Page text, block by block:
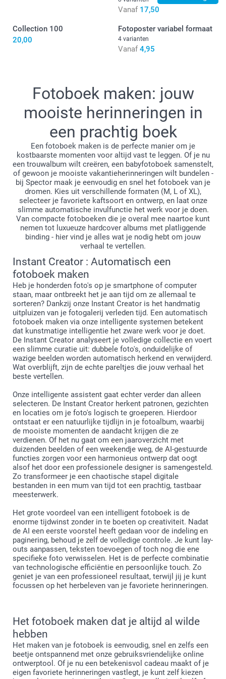
hier
Als je originele bestand scherp is, zal je afdruk dat ook
is de kwaliteit niet goed genoeg om een kwalitatieve
afdruk te garanderen: je kan de foto vervangen door een
betere of je kan proberen de foto kleiner maken door de
hoeken van de foto te verslepen met je cursor.
Tegelijkertijd met het pictogram verschijnt een
waarschuwingsbericht.
Zie je het driehoekje niet, dan is de resolutie voldoende
hoog.
Log in op je smartphoto account
Sla in de creator je eerste creatie op met een
Klik op "opslaan" en voer de gepersonaliseerde naam in
voor je tweede creatie.
Je vindt al je creaties onder "mijn account > mijn
producten".
Vanaf 17,50
Collection 100
20,00
Fotoposter variabel formaat
4 varianten
Vanaf 4,95
Fotoboek maken: jouw
mooiste herinneringen in
een prachtig boek
Een fotoboek maken is de perfecte manier om je
kostbaarste momenten voor altijd vast te leggen. Of je nu
een trouwalbum wilt creëren, een babyfotoboek samenstelt,
of gewoon je mooiste vakantieherinneringen wilt bundelen -
bij Spector maak je eenvoudig en snel het fotoboek van je
dromen. Kies uit verschillende formaten (M, L of XL),
selecteer je favoriete kaftsoort en ontwerp, en laat onze
slimme automatische invulfunctie het werk voor je doen.
Van compacte fotoboeken die je overal mee naartoe kunt
nemen tot luxueuze hardcover albums met platliggende
binding - hier vind je alles wat je nodig hebt om jouw
verhaal te vertellen.
Instant Creator : Automatisch een
fotoboek maken
Heb je honderden foto's op je smartphone of computer
staan, maar ontbreekt het je aan tijd om ze allemaal te
sorteren? Dankzij onze Instant Creator is het handmatig
uitpluizen van je fotogalerij verleden tijd. Een automatisch
fotoboek maken via onze intelligente systemen betekent
dat kunstmatige intelligentie het zware werk voor je doet.
De Instant Creator analyseert je volledige collectie en voert
een slimme curatie uit: dubbele foto's, onduidelijke of
wazige beelden worden automatisch herkend en verwijderd.
Wat overblijft, zijn de echte pareltjes die jouw verhaal het
beste vertellen.
Onze intelligente assistent gaat echter verder dan alleen
selecteren. De Instant Creator herkent patronen, gezichten
en locaties om je foto's logisch te groeperen. Hierdoor
ontstaat er een natuurlijke tijdlijn in je fotoalbum, waarbij
de mooiste momenten de aandacht krijgen die ze
verdienen. Of het nu gaat om een jaaroverzicht met
duizenden beelden of een weekendje weg, de AI-gestuurde
functies zorgen voor een harmonieus ontwerp dat oogt
alsof het door een professionele designer is samengesteld.
Zo transformeer je een chaotische stapel digitale
bestanden in een mum van tijd tot een prachtig, tastbaar
meesterwerk.
Het grote voordeel van een intelligent fotoboek is de
enorme tijdwinst zonder in te boeten op creativiteit. Nadat
de AI een eerste voorstel heeft gedaan voor de indeling en
paginering, behoud je zelf de volledige controle. Je kunt lay-
outs aanpassen, teksten toevoegen of toch nog die ene
specifieke foto verwisselen. Het is de perfecte combinatie
van technologische efficiëntie en persoonlijke touch. Zo
geniet je van een professioneel resultaat, terwijl jij je kunt
focussen op het herbeleven van je favoriete herinneringen.
Het fotoboek maken dat je altijd al wilde
hebben
Het maken van je fotoboek is eenvoudig, snel en zelfs een
beetje ontspannend met onze gebruiksvriendelijke online
ontwerptool. Of je nu een betekenisvol cadeau maakt of je
eigen favoriete herinneringen vastlegt, je kunt zelf kiezen